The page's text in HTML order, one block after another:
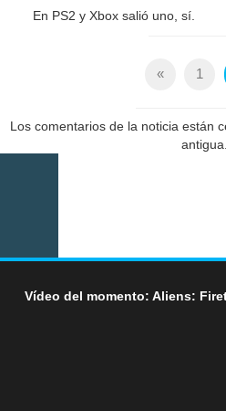
En PS2 y Xbox salió uno, sí.
« 1
Los comentarios de la noticia están
antigua.
Vídeo del momento: Aliens: